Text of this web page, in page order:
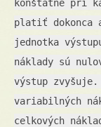
konštatné pri
platiť dokonca
jednotka
náklady sú
výstup zvyšuje.
variabilných
celkových